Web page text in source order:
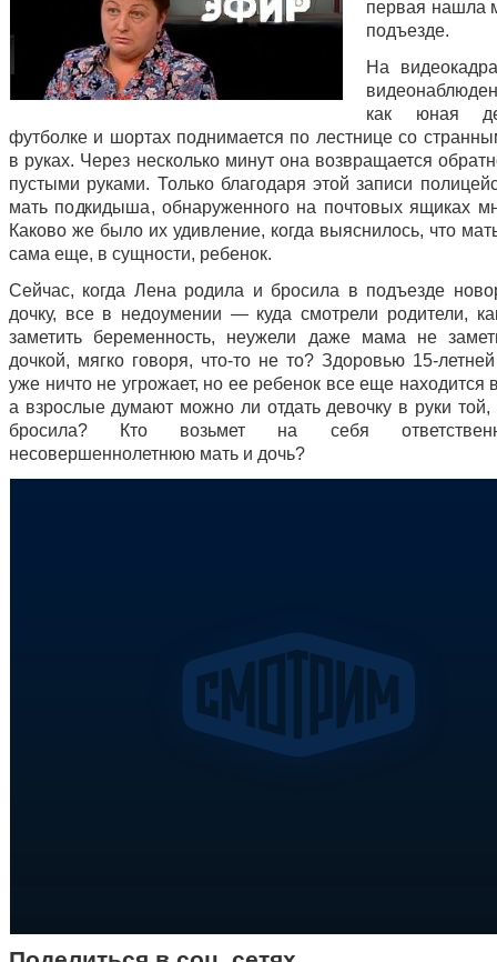
первая нашла
подъезде.
На
как юная
футболке и шортах поднимается по лестнице со
в руках. Через несколько минут она возвращается
пустыми руками. Только благодаря этой записи
мать подкидыша, обнаруженного на почтовых ящиках
Каково же было их удивление, когда выяснилось, что
сама еще, в сущности, ребенок.
Сейчас, когда Лена родила и бросила в подъезде
дочку, все в недоумении — куда смотрели родители,
заметить беременность, неужели даже мама не
дочкой, мягко говоря, что-то не то? Здоровью 15-
уже ничто не угрожает, но ее ребенок все еще находится
а взрослые думают можно ли отдать девочку в руки той,
бросила? Кто возьмет на себя
несовершеннолетнюю мать и дочь?